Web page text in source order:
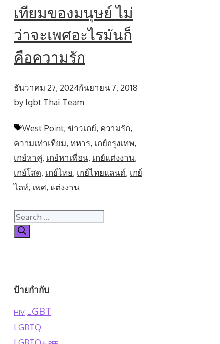
เทียมของมนุษย์ ไม่
ว่าจะเพศอะไรมันก็
คือความรัก
ธันวาคม 27, 2024กันยายน 7, 2018
by lgbt Thai Team
Tags
West Point, ข่าวเกย์, ความรัก,
ความเท่าเทียม, ทหาร, เกย์กรุงเทพ,
เกย์หาคู่, เกย์หาเพื่อน, เกย์แต่งงาน,
เกย์โสด, เกย์ไทย, เกย์ไทยแลนด์, เกย์
ไลท์, เพศ, แต่งงาน
Search
for:
ป้ายกำกับ
HIV LGBT
LGBTQ